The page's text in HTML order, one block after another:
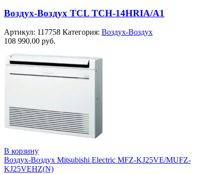
Воздух-Воздух TCL TCH-14HRIA/A1
Артикул: 117758 Категория: Воздух-Воздух
108 990.00 руб.
В корзину
Воздух-Воздух Mitsubishi Electric MFZ-KJ25VE/MUFZ-
KJ25VEHZ(N)